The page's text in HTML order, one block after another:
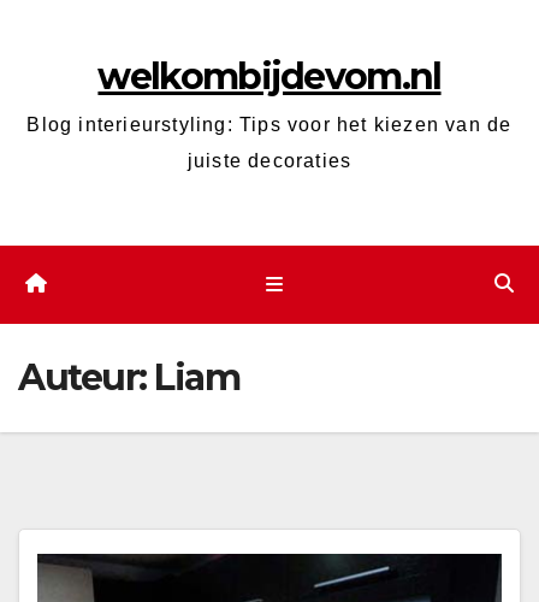
inhoud
welkombijdevom.nl
Blog interieurstyling: Tips voor het kiezen van de
juiste decoraties
Auteur: Liam